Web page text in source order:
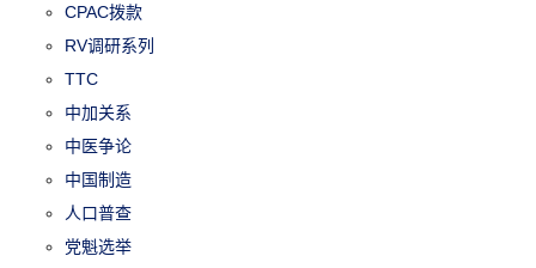
CPAC拨款
RV调研系列
TTC
中加关系
中医争论
中国制造
人口普查
党魁选举